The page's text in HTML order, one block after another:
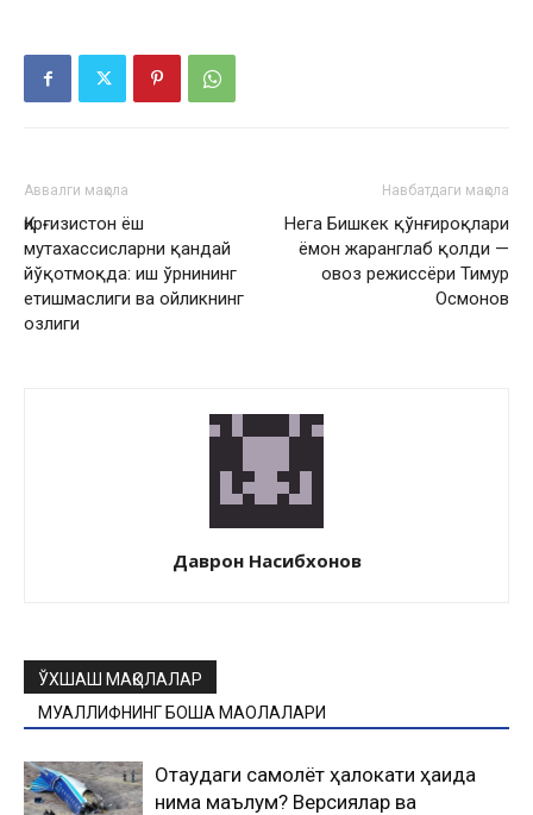
Аввалги мақола
Қирғизистон ёш
мутахассисларни қандай
йўқотмоқда: иш ўрнининг
етишмаслиги ва ойликнинг
озлиги
Навбатдаги мақола
Нега Бишкек қўнғироқлари
ёмон жаранглаб қолди —
овоз режиссёри Тимур
Осмонов
Даврон Насибхонов
ЎХШАШ МАҚОЛАЛАР
МУАЛЛИФНИНГ БОШҚА МАҚОЛАЛАРИ
Оқтаудаги самолёт ҳалокати ҳақида
нима маълум? Версиялар ва